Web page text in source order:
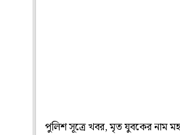
পুলিশ সূত্রে খবর, মৃত যুবকের নাম